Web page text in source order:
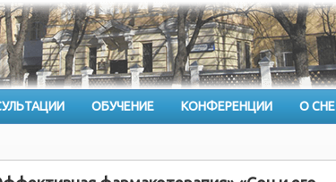
ОБУЧЕНИЕ КОНФЕРЕНЦИИ О СНЕ